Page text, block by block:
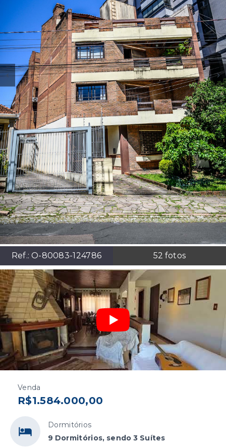
Ref.: O-80083-124786 52 fotos
Venda
R$1.584.000,00
Dormitórios
9 Dormitórios, sendo 3 Suítes